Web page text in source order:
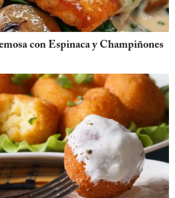
con Espinaca y Champiñones